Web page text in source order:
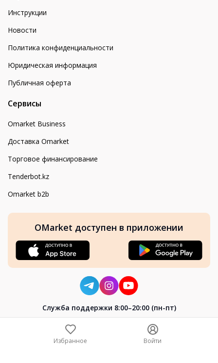
Инструкции
Новости
Политика конфиденциальности
Юридическая информация
Публичная оферта
Сервисы
Omarket Business
Доставка Omarket
Торговое финансирование
Tenderbot.kz
Omarket b2b
OMarket доступен в приложении
Cлужба поддержки 8:00–20:00 (пн-пт)
Избранное Войти